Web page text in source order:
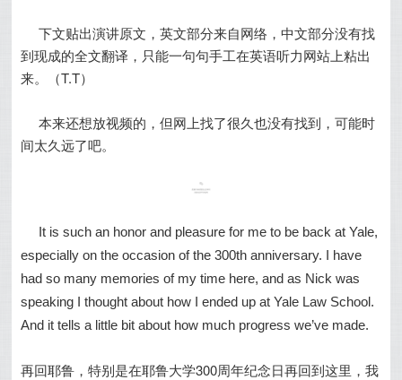
下文贴出演讲原文，英文部分来自网络，中文部分没有找
到现成的全文翻译，只能一句句手工在英语听力网站上粘出
来。（T.T）
本来还想放视频的，但网上找了很久也没有找到，可能时
间太久远了吧。
It is such an honor and pleasure for me to be back at Yale,
especially on the occasion of the 300th anniversary. I have
had so many memories of my time here, and as Nick was
speaking I thought about how I ended up at Yale Law School.
And it tells a little bit about how much progress we’ve made.
再回耶鲁，特别是在耶鲁大学300周年纪念日再回到这里，我